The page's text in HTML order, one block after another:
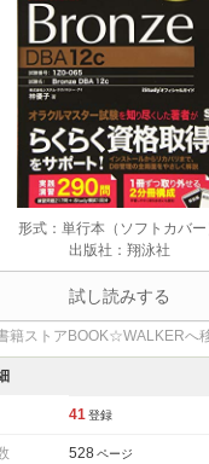
形式：単行本（ソフトカバー
出版社：翔泳社
試し読みする
籍ストアBOOK☆WALKERへ
41 登録
528 ページ